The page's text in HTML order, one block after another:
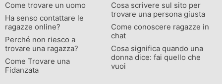
Come trovare un uomo
Ha senso contattare le
ragazze online?
Perché non riesco a
trovare una ragazza?
Come Trovare una
Fidanzata
Cosa scrivere sul sito per
trovare una persona giusta
Come conoscere ragazze in
chat
Cosa significa quando una
donna dice: fai quello che
vuoi